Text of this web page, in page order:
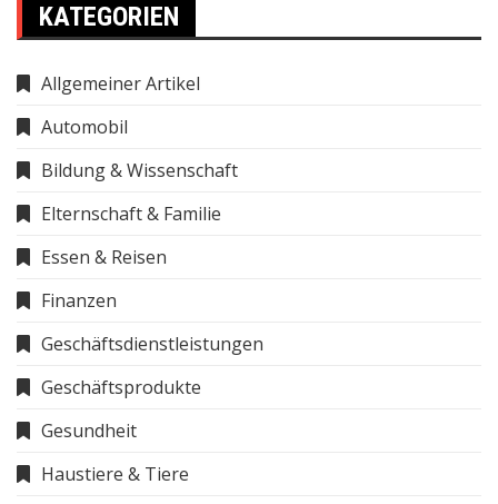
KATEGORIEN
Allgemeiner Artikel
Automobil
Bildung & Wissenschaft
Elternschaft & Familie
Essen & Reisen
Finanzen
Geschäftsdienstleistungen
Geschäftsprodukte
Gesundheit
Haustiere & Tiere